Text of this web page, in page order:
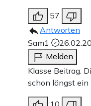
57
Antworten
Sam1
Melden
Klasse Beitrag.
schon längst ein